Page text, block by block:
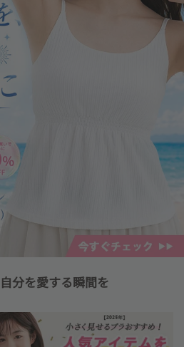
分を愛する瞬間を